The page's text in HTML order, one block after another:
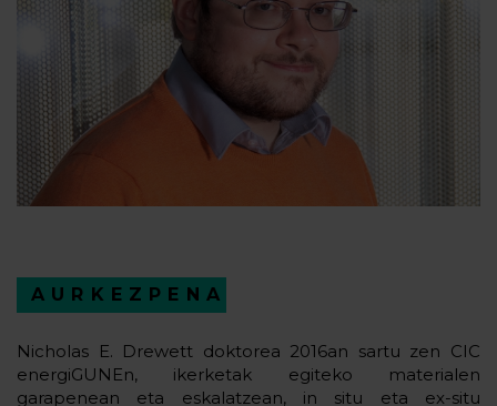
AURKEZPENA
Nicholas E. Drewett doktorea 2016an sartu zen CIC
energiGUNEn, ikerketak egiteko materialen
garapenean eta eskalatzean, in situ eta ex-situ